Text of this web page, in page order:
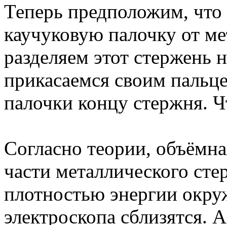
Теперь предположим,
каучуковую палочку от
разделяем этот стержень
прикасаемся своим
палочки концу стержня.
Согласно теории,
части металлического
плотностью энергии
электроскопа